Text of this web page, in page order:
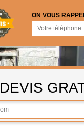
ON VOUS
DEVIS